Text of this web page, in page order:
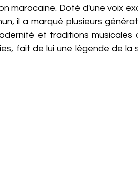
marocaine. Doté d'une voix
il a marqué plusieurs
et traditions musicales
fait de lui une légende de la